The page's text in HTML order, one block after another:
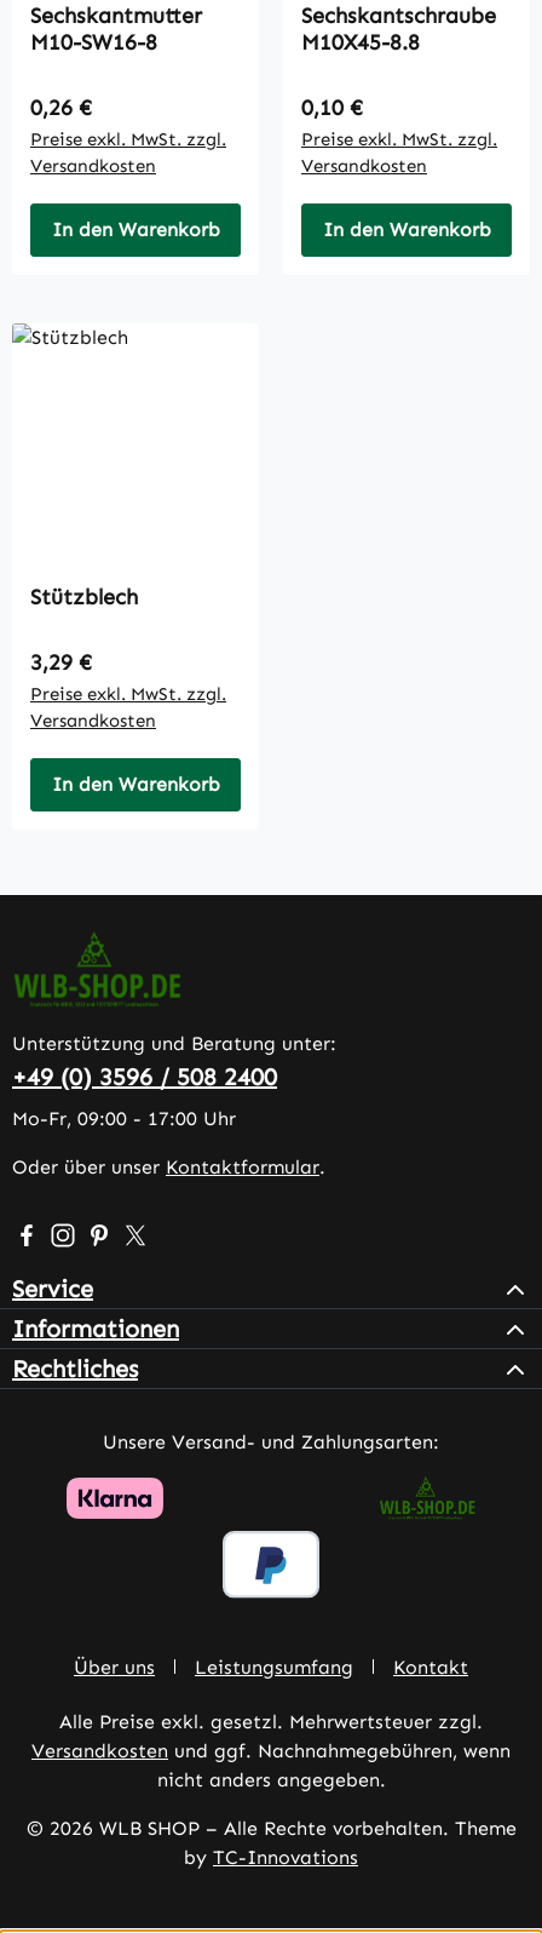
Sechskantmutter
M10-SW16-8
Regulärer Preis:
0,26 €
Preise exkl. MwSt. zzgl.
Versandkosten
In den Warenkorb
Sechskantschraube
M10X45-8.8
Regulärer Preis:
0,10 €
Preise exkl. MwSt. zzgl.
Versandkosten
In den Warenkorb
Stützblech
Regulärer Preis:
3,29 €
Preise exkl. MwSt. zzgl.
Versandkosten
In den Warenkorb
Unterstützung und Beratung unter:
+49 (0) 3596 / 508 2400
Mo-Fr, 09:00 - 17:00 Uhr
Oder über unser Kontaktformular.
Besuche uns auf Facebook – öffnet in neuem Tab
Schau auf Instagram vorbei – öffnet in neuem Tab
Lass dich auf Pinterest inspirieren – öffnet in
Folge uns auf X – öffnet in neuem Tab
Service
Informationen
Rechtliches
Unsere Versand- und Zahlungsarten:
Über uns Leistungsumfang Kontakt
Alle Preise exkl. gesetzl. Mehrwertsteuer zzgl.
Versandkosten und ggf. Nachnahmegebühren, wenn
nicht anders angegeben.
© 2026 WLB SHOP – Alle Rechte vorbehalten. Theme
by TC-Innovations